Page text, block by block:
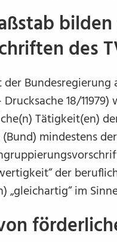
des
18/
Tätigkeit(en)
mindestens
der
im